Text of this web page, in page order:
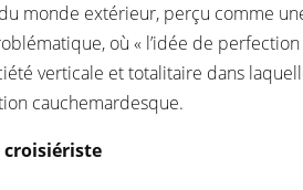
monde extérieur, perçu comme
où « l’idée de
verticale et totalitaire dans
cauchemardesque.
croisiériste